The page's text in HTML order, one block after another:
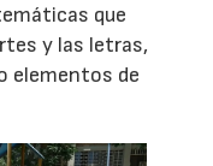
que
y las letras,
elementos de